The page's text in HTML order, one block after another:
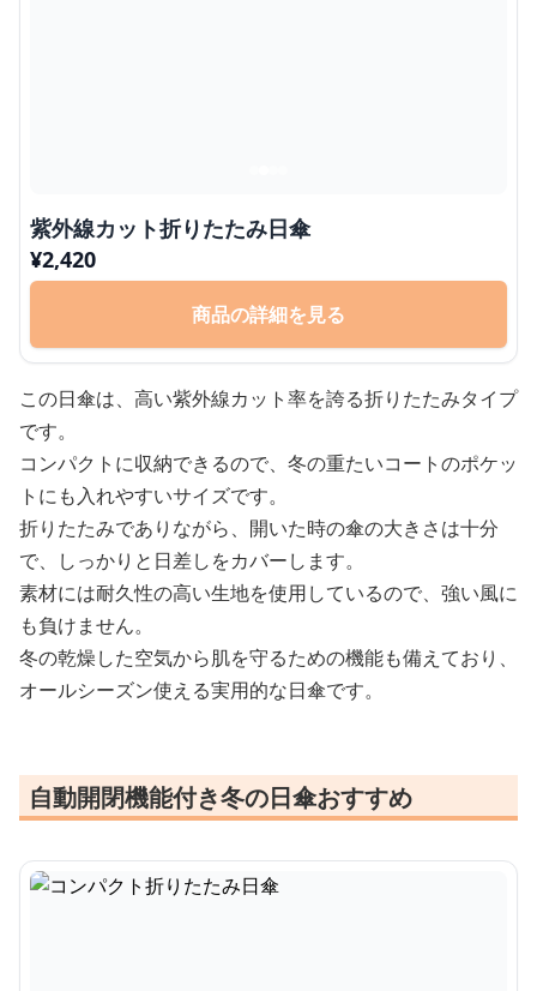
紫外線カット折りたたみ日傘
¥2,420
商品の詳細を見る
この日傘は、高い紫外線カット率を誇る折りたたみタイプ
です。
コンパクトに収納できるので、冬の重たいコートのポケッ
トにも入れやすいサイズです。
折りたたみでありながら、開いた時の傘の大きさは十分
で、しっかりと日差しをカバーします。
素材には耐久性の高い生地を使用しているので、強い風に
も負けません。
冬の乾燥した空気から肌を守るための機能も備えており、
オールシーズン使える実用的な日傘です。
自動開閉機能付き冬の日傘おすすめ